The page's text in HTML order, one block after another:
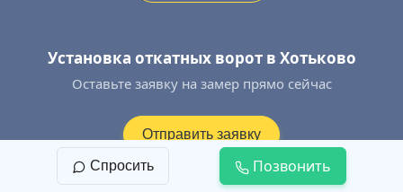
Установка откатных ворот в Хотьково
Оставьте заявку на замер прямо сейчас
Отправить заявку
Спросить Позвонить